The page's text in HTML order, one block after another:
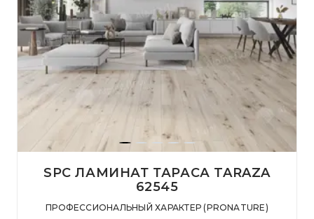
SPC ЛАМИНАТ ТАРАСА TARAZA
62545
ПРОФЕССИОНАЛЬНЫЙ ХАРАКТЕР (PRONATURE)